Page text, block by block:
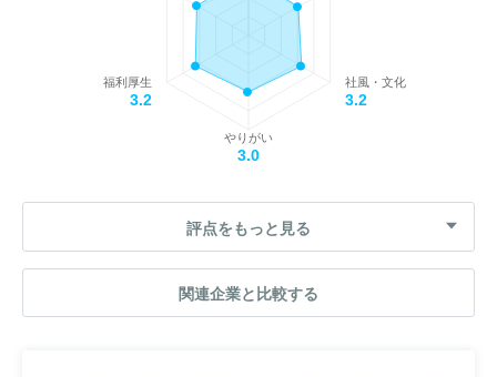
社風・文化
3.2
やりがい
3.0
福利厚生
3.2
評点をもっと見る
関連企業と比較する